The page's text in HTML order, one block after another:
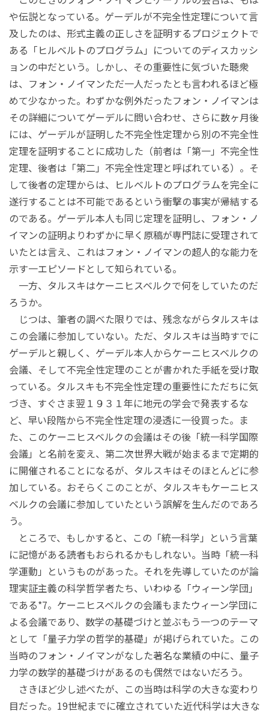
や伝説となっている。ゲーデルが不完全性定理について言
及したのは、形式主義の正しさを証明するプロジェクトで
ある「ヒルベルトのプログラム」についてのディスカッシ
ョンの中だという。しかし、その重要性に気づいた聴衆
は、フォン・ノイマンただ一人だったとも言われるほど極
めて少なかった。わずかな例外だったフォン・ノイマンは
その詳細についてゲーデルに問い合わせ、さらに数ヶ月後
には、ゲーデルが証明した不完全性定理から別の不完全性
定理を証明することに成功した（前者は「第一」不完全性
定理、後者は「第二」不完全性定理と呼ばれている）。そ
して後者の定理からは、ヒルベルトのプログラムを完全に
遂行することは不可能であるという衝撃の事実が帰結する
のである。ゲーデル本人も同じ定理を証明し、フォン・ノ
イマンの証明よりわずかに早く原稿が専門誌に受理されて
いたとは言え、これはフォン・ノイマンの超人的な能力を
示す一エピソードとして知られている。
一方、タルスキはケーニヒスベルクで何をしていたのだ
ろうか。
じつは、筆者の調べた限りでは、残念ながらタルスキは
この会議に参加していない。ただ、タルスキは当時すでに
ゲーデルと親しく、ゲーデル本人からケーニヒスベルクの
会議、そして不完全性定理のことが書かれた手紙を受け取
っている。タルスキも不完全性定理の重要性にただちに気
づき、すぐさま翌１９３１年に地元の学会で発表するな
ど、早い段階から不完全性定理の浸透に一役買った。ま
た、このケーニヒスベルクの会議はその後「統一科学国際
会議」と名前を変え、第二次世界大戦が始まるまで定期的
に開催されることになるが、タルスキはそのほとんどに参
加している。おそらくこのことが、タルスキもケーニヒス
ベルクの会議に参加していたという誤解を生んだのであろ
う。
ところで、もしかすると、この「統一科学」という言葉
に記憶がある読者もおられるかもしれない。当時「統一科
学運動」というものがあった。それを先導していたのが論
理実証主義の科学哲学者たち、いわゆる「ウィーン学団」
である*7。ケーニヒスベルクの会議もまたウィーン学団に
よる会議であり、数学の基礎づけと並ぶもう一つのテーマ
として「量子力学の哲学的基礎」が掲げられていた。この
当時のフォン・ノイマンがなした著名な業績の中に、量子
力学の数学的基礎づけがあるのも偶然ではないだろう。
さきほど少し述べたが、この当時は科学の大きな変わり
目だった。19世紀までに確立されていた近代科学は大きな